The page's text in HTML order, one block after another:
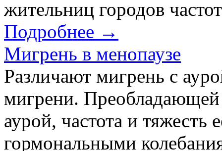
жительниц городов
Подробнее →
Мигрень в менопаузе
Различают мигрень с
мигрени. Преобладающей
аурой, частота и тяжесть
гормональными